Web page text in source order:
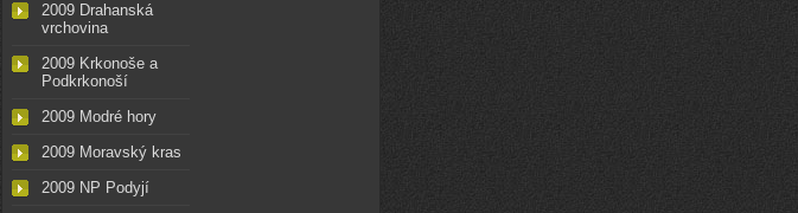
2009 Drahanská
vrchovina
2009 Krkonoše a
Podkrkonoší
2009 Modré hory
2009 Moravský kras
2009 NP Podyjí